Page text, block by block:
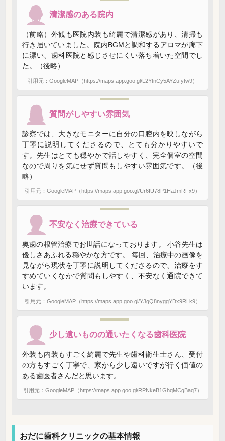
清潔感のある院内
（前略）外観も医院内装も綺麗で清潔感があり、清掃も
行き届いていました。院内BGMと調和するアロマが廊下
に漂い、歯科医院と感じさせにくい落ち着いた空間でし
た。（後略）
引用元：GoogleMAP（https://maps.app.goo.gl/L2YtnCy5AYZufytw9）
質問がしやすい雰囲気
診察では、大きなモニターに自分の口腔内を映しながら
丁寧に説明してくださるので、とても分かりやすいで
す。先生はとても穏やかで話しやすく、完全個室の空間
なので周りを気にせず質問もしやすい雰囲気です。（後
略）
引用元：GoogleMAP（https://maps.app.goo.gl/Ur6fU78P1HaJmRFx9）
不安なく治療できている
奥歯の根管治療でお世話になっております。 小谷先生は
優しさあふれる穏やかな方です。 毎回、治療中の画像を
見ながら現状を丁寧に説明してくださるので、治療をす
すめていくなかで質問もしやすく、不安なく通院できて
います。
引用元：GoogleMAP（https://maps.app.goo.gl/Y3gQ8nyggYDx9RLk9）
少し遠いものの通いたくなる歯科医院
外装も内装もすごく綺麗で先生や歯科衛生士さん、受付
の方もすごく丁寧で、家から少し遠いですが行く価値の
ある歯医者さんだと思います。
引用元：GoogleMAP（https://maps.app.goo.gl/RPNkeB1GhqMCgBaq7）
おだに歯科クリニックの基本情報